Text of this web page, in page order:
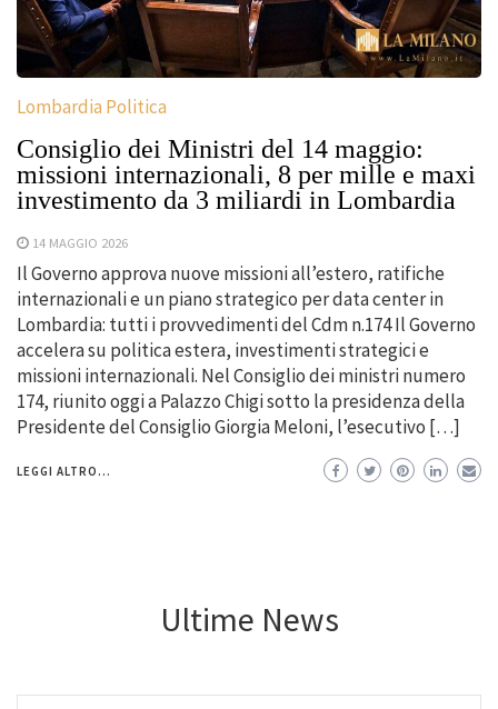
Lombardia Politica
Consiglio dei Ministri del 14 maggio:
missioni internazionali, 8 per mille e maxi
investimento da 3 miliardi in Lombardia
14 MAGGIO 2026
Il Governo approva nuove missioni all’estero, ratifiche
internazionali e un piano strategico per data center in
Lombardia: tutti i provvedimenti del Cdm n.174 Il Governo
accelera su politica estera, investimenti strategici e
missioni internazionali. Nel Consiglio dei ministri numero
174, riunito oggi a Palazzo Chigi sotto la presidenza della
Presidente del Consiglio Giorgia Meloni, l’esecutivo […]
LEGGI ALTRO...
Ultime News